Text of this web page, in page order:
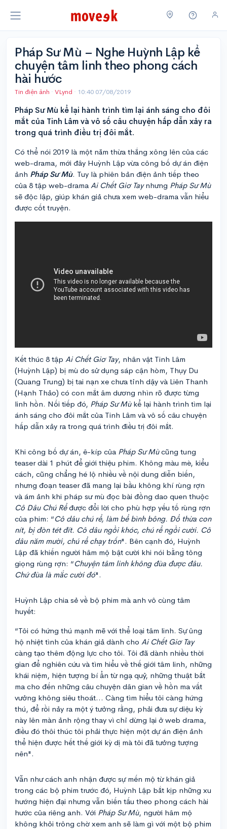
Pháp Sư Mù – Nghe Huỳnh Lập kể
chuyện tâm linh theo phong cách
hài hước
Tin điện ảnh · VLynd · 10:40 07/08/2019
Pháp Sư Mù kể lại hành trình tìm lại ánh sáng cho đôi
mắt của Tinh Lâm và vô số câu chuyện hấp dẫn xảy ra
trong quá trình điều trị đôi mắt.
Có thể nói 2019 là một năm thừa thắng xông lên của các
web-drama, mới đây Huỳnh Lập vừa công bố dự án điện
ảnh Pháp Sư Mù. Tuy là phiên bản điện ảnh tiếp theo
của 8 tập web-drama Ai Chết Giơ Taynhưng Pháp Sư Mù
sẽ độc lập, giúp khán giả chưa xem web-drama vẫn hiểu
được cốt truyện.
Kết thúc 8 tập Ai Chết Giơ Tay, nhân vật Tinh Lâm
(Huỳnh Lập) bị mù do sử dụng sáp cận hòm, Thụy Du
(Quang Trung) bị tai nạn xe chưa tỉnh dậy và Liên Thanh
(Hạnh Thảo) có con mắt âm dương nhìn rõ được từng
linh hồn. Nối tiếp đó, Pháp Sư Mùkể lại hành trình tìm lại
ánh sáng cho đôi mắt của Tinh Lâm và vô số câu chuyện
hấp dẫn xảy ra trong quá trình điều trị đôi mắt.
Khi công bố dự án, ê-kíp của Pháp Sư Mùcũng tung
teaser dài 1 phút để giới thiệu phim. Không màu mè, kiểu
cách, cũng chẳng hé lộ nhiều về nội dung diễn biến,
nhưng đoạn teaser đã mang lại bầu không khí rùng rợn
và ám ảnh khi pháp sư mù đọc bài đồng dao quen thuộc
Cô Dâu Chú Rểđược đổi lời cho phù hợp yếu tố rùng rợn
của phim: “Cô dâu chú rể, làm bể bình bông. Đổ thừa con
nít, bị đòn tét đít. Cô dâu ngồi khóc, chú rể ngồi cười. Cô
dâu năm mười, chú rể chạy trốn". Bên cạnh đó, Huỳnh
Lập đã khiến người hâm mộ bật cười khi nói bằng tông
giọng rùng rợn: “Chuyện tâm linh không đùa được đâu.
Chứ đùa là mắc cười đó".
Huỳnh Lập chia sẻ về bộ phim mà anh vô cùng tâm
huyết:
“Tôi có hứng thú mạnh mẽ với thể loại tâm linh. Sự ủng
hộ nhiệt tình của khán giả dành cho Ai Chết Giơ Tay
càng tạo thêm động lực cho tôi. Tôi đã dành nhiều thời
gian để nghiên cứu và tìm hiểu về thế giới tâm linh, những
khái niệm, hiện tượng bí ẩn từ ngạ quỷ, những thuật bắt
ma cho đến những câu chuyện dân gian về hồn ma vất
vưởng không siêu thoát... Càng tìm hiểu tôi càng hứng
thú, để rồi nảy ra một ý tưởng rằng, phải đưa sự diệu kỳ
này lên màn ảnh rộng thay vì chỉ dừng lại ở web drama,
điều đó thôi thúc tôi phải thực hiện một dự án điện ảnh
thể hiện được hết thế giới kỳ dị mà tôi đã tưởng tượng
nên".
Vẫn như cách anh nhận được sự mến mộ từ khán giả
trong các bộ phim trước đó, Huỳnh Lập bắt kịp những xu
hướng hiện đại nhưng vẫn biến tấu theo phong cách hài
hước của riêng anh. Với Pháp Sư Mù, người hâm mộ
không khỏi trông chờ xem anh sẽ làm gì với một bộ phim